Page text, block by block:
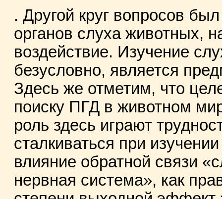
. Другой круг вопросов
органов слуха животных,
воздействие. Изучение
безусловно, является
Здесь же отметим, что
поиску ПГД в животном
роль здесь играют
сталкиваться при
влияние обратной связи
нервная система», как